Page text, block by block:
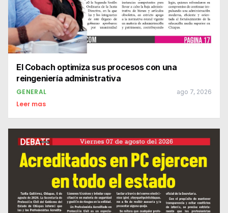
El Cobach optimiza sus procesos con una
reingeniería administrativa
GENERAL ago 7, 2026
Leer mas